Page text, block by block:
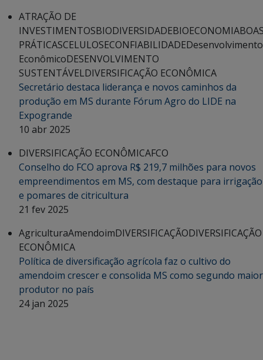
ATRAÇÃO DE
INVESTIMENTOSBIODIVERSIDADEBIOECONOMIA
PRÁTICASCELULOSECONFIABILIDADEDesenvolvimento
EconômicoDESENVOLVIMENTO
SUSTENTÁVELDIVERSIFICAÇÃO ECONÔMICA
Secretário destaca liderança e novos caminhos da
produção em MS durante Fórum Agro do LIDE na
Expogrande
10 abr 2025
DIVERSIFICAÇÃO ECONÔMICAFCO
Conselho do FCO aprova R$ 219,7 milhões para novos
empreendimentos em MS, com destaque para irrigação
e pomares de citricultura
21 fev 2025
AgriculturaAmendoimDIVERSIFICAÇÃODIVERSIFICAÇÃO
ECONÔMICA
Política de diversificação agrícola faz o cultivo do
amendoim crescer e consolida MS como segundo maior
produtor no país
24 jan 2025